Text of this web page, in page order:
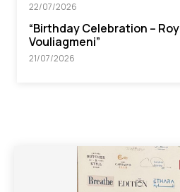
22/07/2026
“Βirthday Celebration –
Vouliagmeni”
21/07/2026